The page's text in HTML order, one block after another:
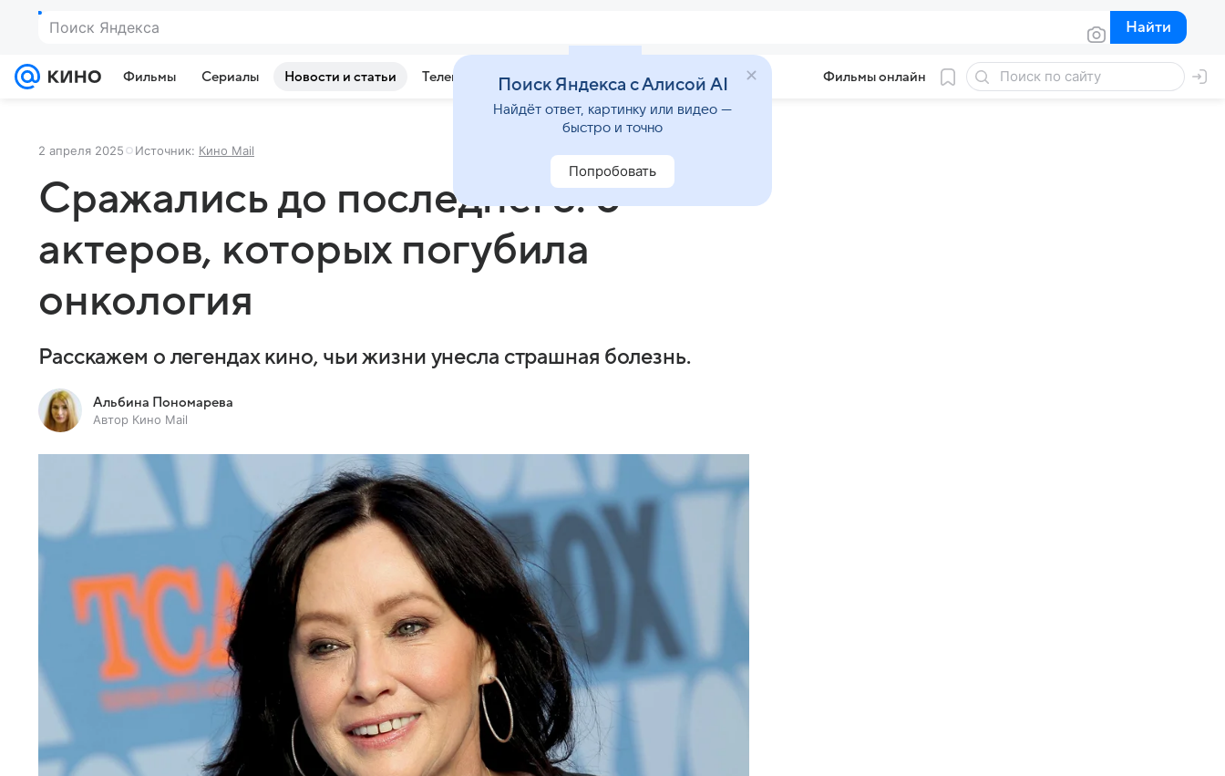
Поиск Яндекса Найти
Найти
Фильмы Сериалы Новости и статьи Телепрограмма Звезды Фильмы онлайн
2 апреля 2025 Источник: Кино Mail
Сражались до последнего: 6
актеров, которых погубила
онкология
Расскажем о легендах кино, чьи жизни унесла страшная болезнь.
Альбина Пономарева
Автор Кино Mail
Поиск Яндекса с Алисой AI
Найдёт ответ, картинку или видео —
быстро и точно
Попробовать